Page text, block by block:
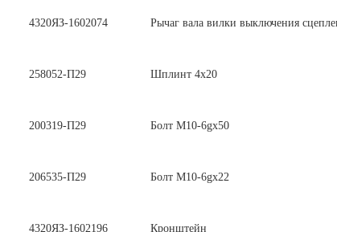
4320ЯЗ-1602074 Рычаг вала вилки выключения
258052-П29 Шплинт 4х20
200319-П29 Болт М10-6gх50
206535-П29 Болт М10-6gх22
4320ЯЗ-1602196 Кронштейн